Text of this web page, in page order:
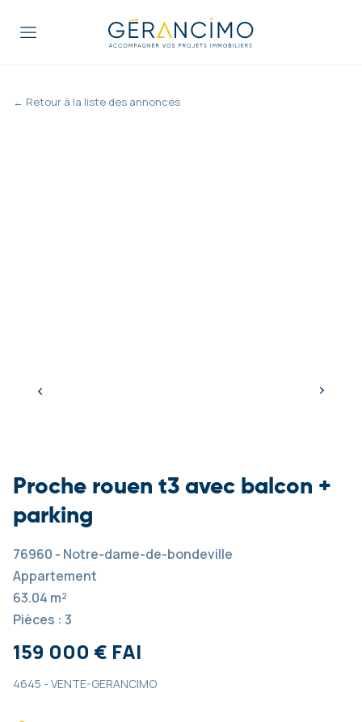
← Retour à la liste des annonces
Proche rouen t3 avec balcon +
parking
76960 - Notre-dame-de-bondeville
Appartement
63.04 m²
Pièces : 3
159 000 € FAI
4645 - VENTE-GERANCIMO